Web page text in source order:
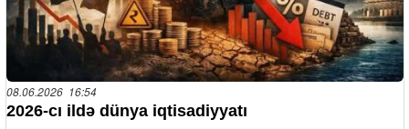
08.06.2026 16:54
2026-cı ildə dünya iqtisadiyyatı